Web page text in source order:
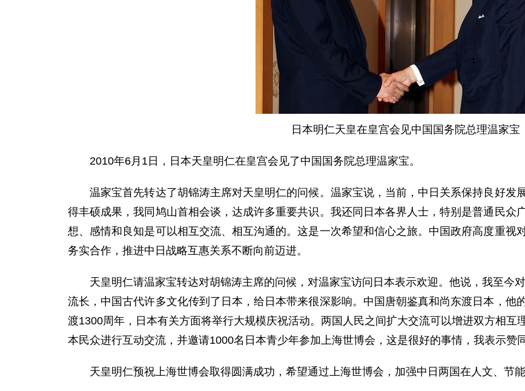
日本明仁天皇在皇宫会见中国国务院总理温家宝
2010年6月1日，日本天皇明仁在皇宫会见了中国国务院总理温家宝。
温家宝首先转达了胡锦涛主席对天皇明仁的问候。温家宝说，当前，中日关系保持良好发
得丰硕成果，我同鸠山首相会谈，达成许多重要共识。我还同日本各界人士，特别是普通民众
想、感情和良知是可以相互交流、相互沟通的。这是一次希望和信心之旅。中国政府高度重视
务实合作，推进中日战略互惠关系不断向前迈进。
天皇明仁请温家宝转达对胡锦涛主席的问候，对温家宝访问日本表示欢迎。他说，我至今
流长，中国古代许多文化传到了日本，给日本带来很深影响。中国唐朝鉴真和尚东渡日本，他
渡1300周年，日本有关方面将举行大规模庆祝活动。两国人民之间扩大交流可以增进双方相互
本民众进行互动交流，并邀请1000名日本青少年参加上海世博会，这是很好的事情，我表示赞同
天皇明仁预祝上海世博会取得圆满成功，希望通过上海世博会，加强中日两国在人文、节能